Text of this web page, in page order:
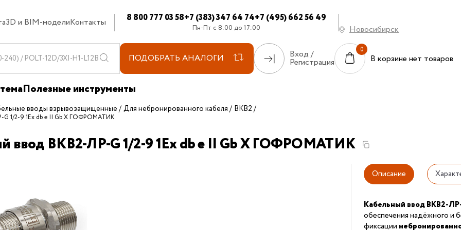
3D и BIM-моделиКонтакты 8 800 777 03 58+7 (383) 347 64 74+7 (495) 662 56 49
Пн-Пт с 8:00 до 17:00 Новосибирск
ПОДОБРАТЬ АНАЛОГИ Вход /
Регистрация В корзине нет товаров
Полезные инструменты
вводы взрывозащищенные Для небронированного кабеля ВКВ2
G 1/2-9 1Ex db e II Gb X ГОФРОМАТИК
ввод ВКВ2-ЛР-G 1/2-9 1Ex db e II Gb X ГОФРОМАТИК
Описание
Кабельный ввод ВКВ2-
обеспечения надёжного и
фиксации